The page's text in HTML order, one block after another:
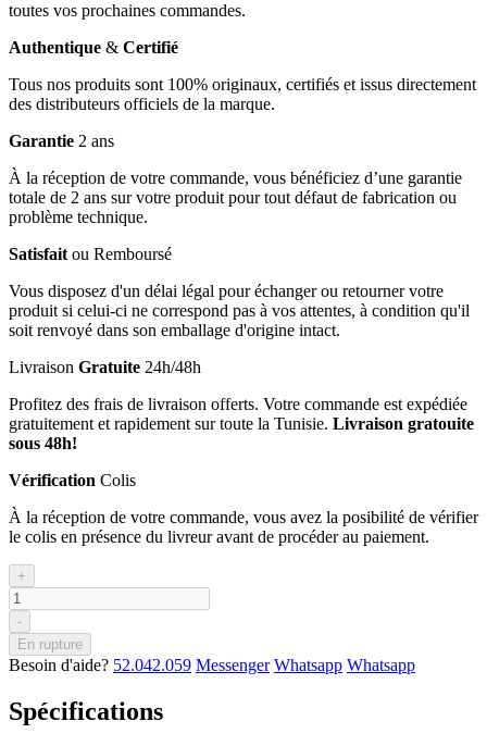
toutes vos prochaines commandes.
Authentique & Certifié
Tous nos produits sont 100% originaux, certifiés et issus directement
des distributeurs officiels de la marque.
Garantie 2 ans
À la réception de votre commande, vous bénéficiez d’une garantie
totale de 2 ans sur votre produit pour tout défaut de fabrication ou
problème technique.
Satisfait ou Remboursé
Vous disposez d'un délai légal pour échanger ou retourner votre
produit si celui-ci ne correspond pas à vos attentes, à condition qu'il
soit renvoyé dans son emballage d'origine intact.
Livraison Gratuite 24h/48h
Profitez des frais de livraison offerts. Votre commande est expédiée
gratuitement et rapidement sur toute la Tunisie. Livraison gratouite
sous 48h!
Vérification Colis
À la réception de votre commande, vous avez la posibilité de vérifier
le colis en présence du livreur avant de procéder au paiement.
+
-
En rupture
Besoin d'aide? 52.042.059 Messenger Whatsapp Whatsapp
Spécifications